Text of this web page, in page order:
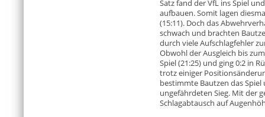
Satz fand der VfL ins Spiel
aufbauen. Somit lagen
(15:11). Doch das
schwach und brachten
durch viele Aufschlagfehler
Obwohl der Ausgleich bis
Spiel (21:25) und ging 0:2 in
trotz einiger
bestimmte Bautzen das
ungefährdeten Sieg. Mit der
Schlagabtausch auf